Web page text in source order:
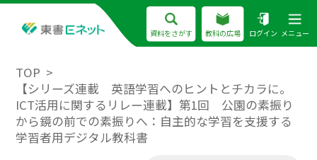
資料をさがす 教科の広場 ログイン メニュー
TOP
【シリーズ連載 英語学習へのヒントとチカラに。
ICT活用に関するリレー連載】第1回 公園の素振り
から鏡の前での素振りへ：自主的な学習を支援する
学習者用デジタル教科書